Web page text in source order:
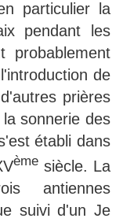
particulier la
pendant les
probablement
de
prières
sonnerie des
établi dans
èmesiècle. La
antiennes
suivi d'un Je